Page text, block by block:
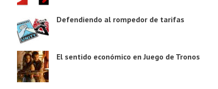
Defendiendo al rompedor de tarifas
El sentido económico en Juego de Tronos